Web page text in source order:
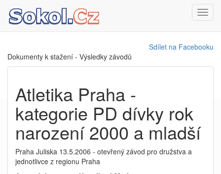
Sdílet na Facebooku
Dokumenty k stažení - Výsledky závodů
Atletika Praha -
kategorie PD dívky rok
narození 2000 a mladší
Praha Juliska 13.5.2006 - otevřený závod pro družstva a
jednotlivce z regionu Praha